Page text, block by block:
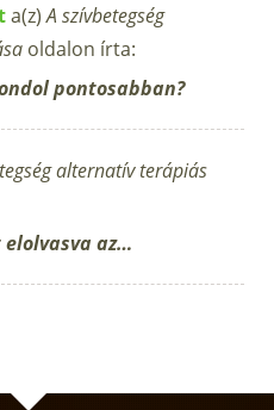
a(z)A szívbetegség
oldalon írta:
pontosabban?
alternatív terápiás
elolvasva az…